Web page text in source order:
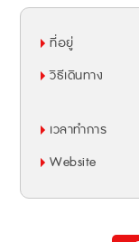
ที่อยู่
วิธีเดินทาง
เวลาทำการ
Website